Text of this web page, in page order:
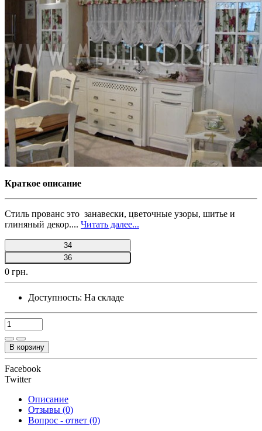
Краткое описание
Стиль прованс это занавески, цветочные узоры, шитье и
глиняный декор.... Читать далее...
34
36
0 грн.
Доступность: На складе
В корзину
Facebook
Twitter
Описание
Отзывы (0)
Вопрос - ответ (0)